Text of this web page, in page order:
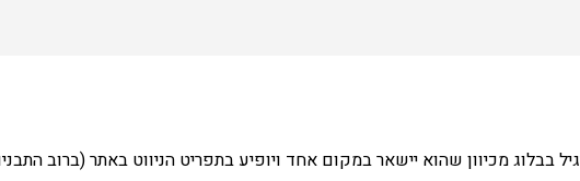
בבלוג מכיוון שהוא יישאר במקום אחד ויופיע בתפריט הניווט באתר (ברוב